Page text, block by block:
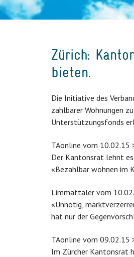
Zürich:
bieten.
Die Initiative des
zahlbarer Wohnungen
Unterstützungsfonds
TAonline vom 10.02.15
Der Kantonsrat lehnt
«Bezahlbar wohnen im
Limmattaler vom
«Unnötig,
hat nur der
TAonline vom 09.02.15
Im Zürcher Kantonsrat